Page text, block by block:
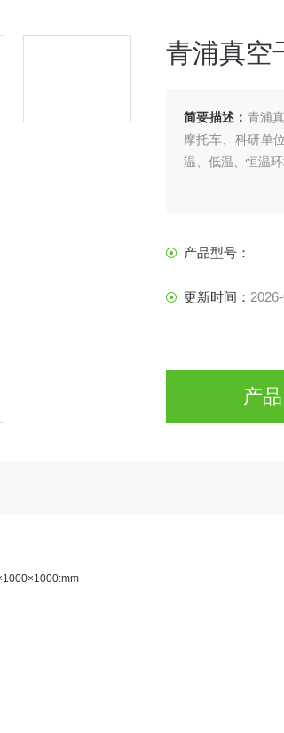
青浦真空
简要描述： 青浦
摩托车、科研单
温、低温、恒温
产品型号：
更新时间：
产